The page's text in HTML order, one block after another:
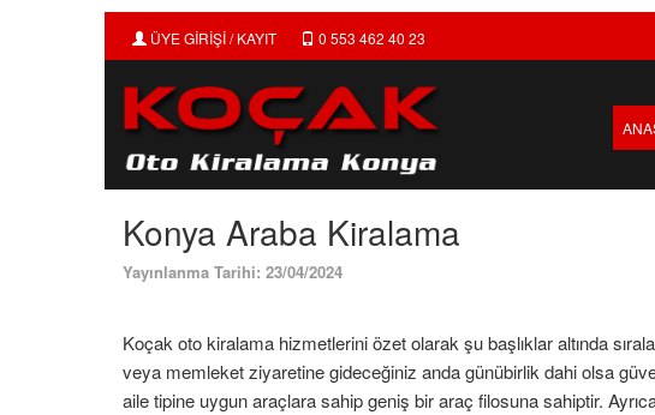
ÜYE GİRİŞİ / KAYIT 0 553 462 40 23
Konya Araba Kiralama
Yayınlanma Tarihi: 23/04/2024
Koçak oto kiralama hizmetlerini özet olarak şu başlıklar altında
veya memleket ziyaretine gideceğiniz anda günübirlik dahi olsa
aile tipine uygun araçlara sahip geniş bir araç filosuna sahiptir.